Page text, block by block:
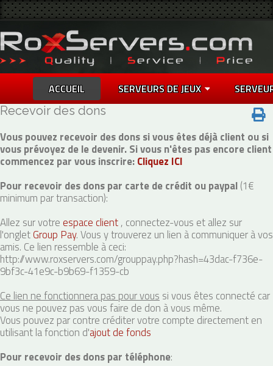
ACCUEIL SERVEURS DE JEUX
Recevoir des dons
Vous pouvez recevoir des dons si vous êtes déjà client ou si
vous prévoyez de le devenir. Si vous n'êtes pas encore client
commencez par vous inscrire:Cliquez ICI
Pour recevoir des dons par carte de crédit ou paypal(1€
minimum par transaction):
Allez sur votre espace client, connectez-vous et allez sur
l'ongletGroup Pay. Vous y trouverez un lien à communiquer à vos
amis. Ce lien ressemble à ceci:
http://www.roxservers.com/grouppay.php?hash=43dac-f736e-
9bf3c-41e9c-b9b69-f1359-cb
Ce lien ne fonctionnera pas pour voussi vous êtes connecté car
vous ne pouvez pas vous faire de don à vous même.
Vous pouvez par contre créditer votre compte directement en
utilisant la fonction d'ajout de fonds
Pour recevoir des dons par téléphone: